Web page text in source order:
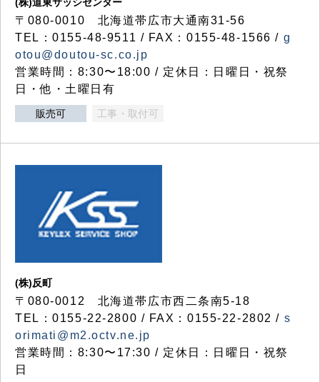
〒080-0010 北海道帯広市大通南31-56
TEL：0155-48-9511 / FAX：0155-48-1566 / g
otou@doutou-sc.co.jp
営業時間：8:30〜18:00 / 定休日：日曜日・祝祭
日・他・土曜日有
販売可 工事・取付可
(株)反町
〒080-0012 北海道帯広市西二条南5-18
TEL：0155-22-2800 / FAX：0155-22-2802 / s
orimati@m2.octv.ne.jp
営業時間：8:30〜17:30 / 定休日：日曜日・祝祭
日